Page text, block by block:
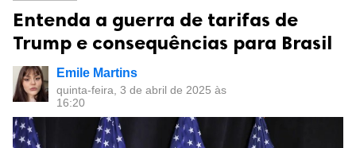
Entenda a guerra de tarifas de
Trump e consequências para Brasil
Emile Martins
quinta-feira, 3 de abril de 2025 às
16:20